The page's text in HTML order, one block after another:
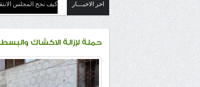
اخر الاخبـــار كيف نجح المجلس
حملة لإزالة الاكشاك